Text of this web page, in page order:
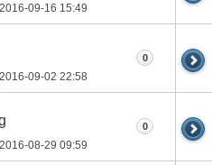
2016-09-16 15:49
2016-09-02 22:58
0
2016-08-29 09:59
0